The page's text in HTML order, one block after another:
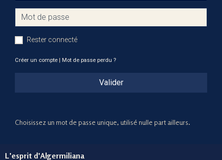
Rester connecté
Créer un compte Mot de passe perdu ?
Valider
Choisissez un mot de passe unique, utilisé nulle part ailleurs.
L'esprit d'Algermiliana